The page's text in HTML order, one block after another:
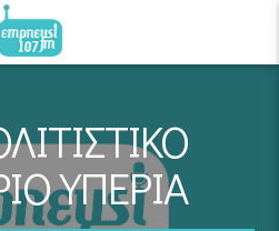
ΥΠΕΡΙΑ